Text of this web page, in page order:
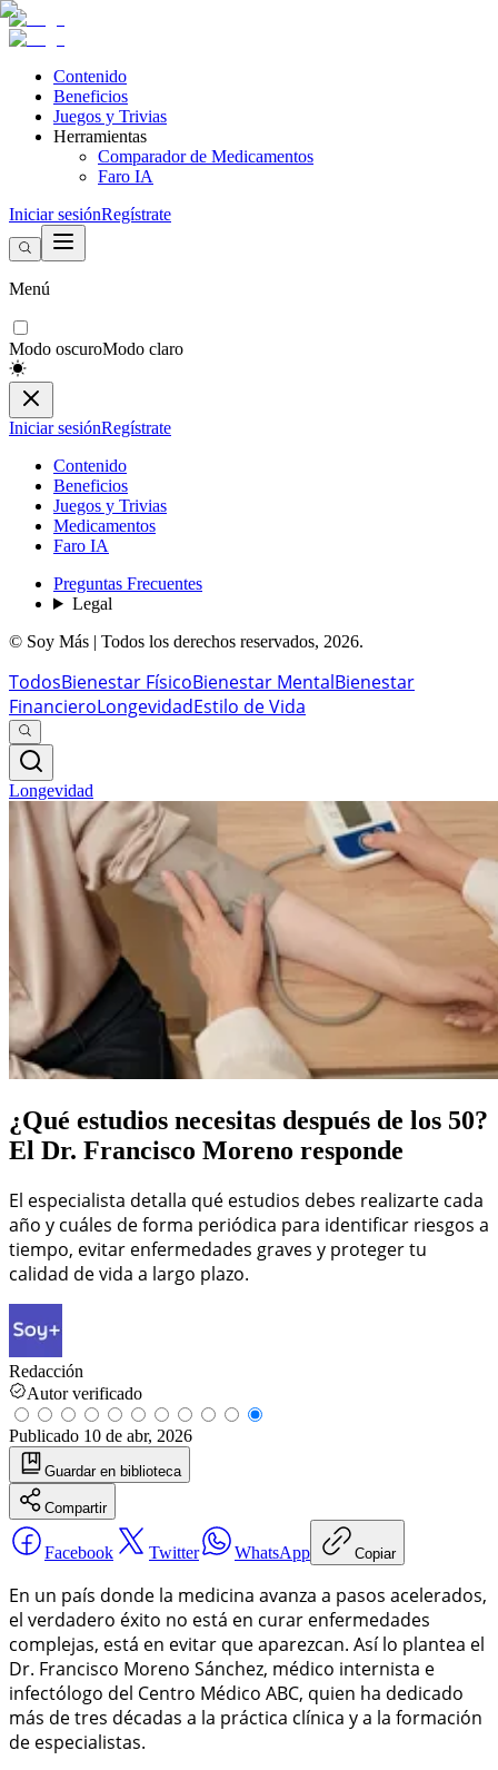
Contenido
Beneficios
Juegos y Trivias
Herramientas
Comparador de Medicamentos
Faro IA
Iniciar sesiónRegístrate
Menú
Modo oscuroModo claro
Iniciar sesiónRegístrate
Contenido
Beneficios
Juegos y Trivias
Medicamentos
Faro IA
Preguntas Frecuentes
Legal
© Soy Más | Todos los derechos reservados, 2026.
TodosBienestar FísicoBienestar MentalBienestar
FinancieroLongevidadEstilo de Vida
Longevidad
¿Qué estudios necesitas después de los 50?
El Dr. Francisco Moreno responde
El especialista detalla qué estudios debes realizarte cada
año y cuáles de forma periódica para identificar riesgos a
tiempo, evitar enfermedades graves y proteger tu
calidad de vida a largo plazo.
Redacción
Autor verificado
Publicado 10 de abr, 2026
Guardar en biblioteca
Compartir
Facebook Twitter WhatsApp Copiar
En un país donde la medicina avanza a pasos acelerados,
el verdadero éxito no está en curar enfermedades
complejas, está en evitar que aparezcan. Así lo plantea el
Dr. Francisco Moreno Sánchez, médico internista e
infectólogo del Centro Médico ABC, quien ha dedicado
más de tres décadas a la práctica clínica y a la formación
de especialistas.